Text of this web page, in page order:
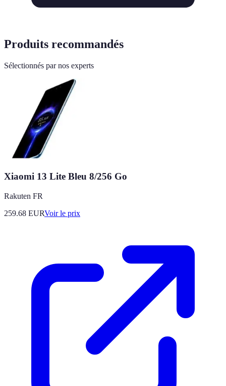
Produits recommandés
Sélectionnés par nos experts
Xiaomi 13 Lite Bleu 8/256 Go
Rakuten FR
259.68 EURVoir le prix